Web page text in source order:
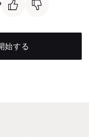
始する